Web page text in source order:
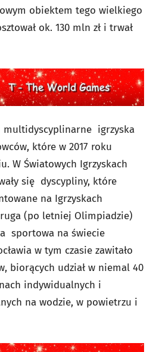
obiektem tego wielkiego
ok. 130 mln zł i trwał
igrzyska
które w 2017 roku
W Światowych Igrzyskach
się dyscypliny, które
na Igrzyskach
(po letniej Olimpiadzie)
sportowa na świecie
w tym czasie zawitało
biorących udział w niemal 40
indywidualnych i
na wodzie, w powietrzu i